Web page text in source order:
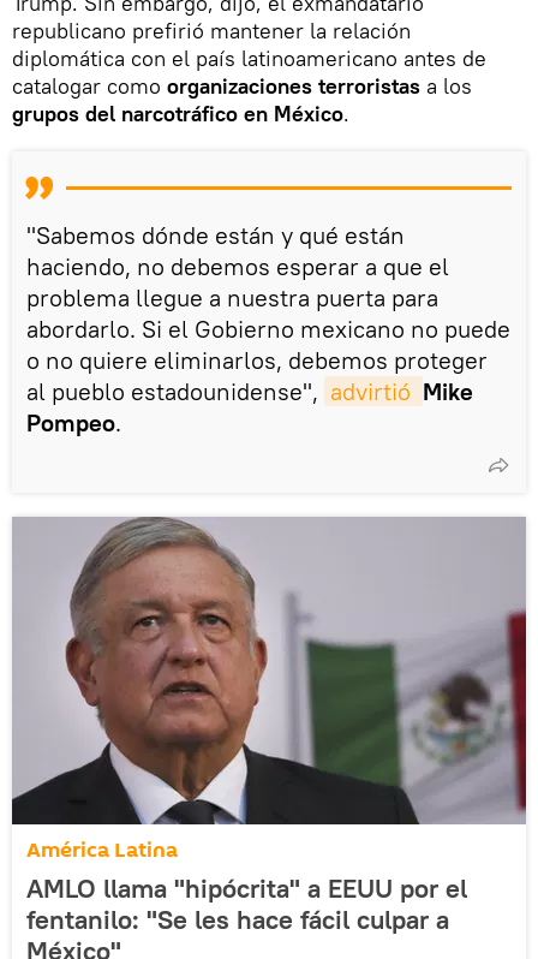
republicano prefirió mantener la relación
diplomática con el país latinoamericano antes de
catalogar como organizaciones terroristas a los
grupos del narcotráfico en México.
"Sabemos dónde están y qué están
haciendo, no debemos esperar a que el
problema llegue a nuestra puerta para
abordarlo. Si el Gobierno mexicano no puede
o no quiere eliminarlos, debemos proteger
al pueblo estadounidense", advirtió Mike
Pompeo.
América Latina
AMLO llama "hipócrita" a EEUU por el
fentanilo: "Se les hace fácil culpar a
México"